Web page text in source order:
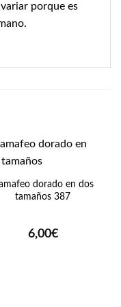
porque es
dorado en dos
tamaños 387
6,00€